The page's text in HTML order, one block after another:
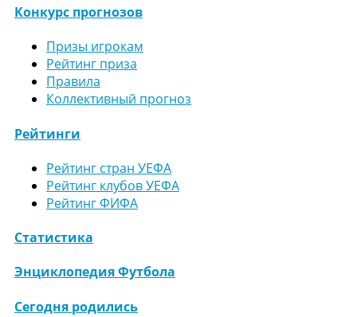
Конкурс прогнозов
Призы игрокам
Рейтинг приза
Правила
Коллективный прогноз
Рейтинги
Рейтинг стран УЕФА
Рейтинг клубов УЕФА
Рейтинг ФИФА
Статистика
Энциклопедия Футбола
Сегодня родились